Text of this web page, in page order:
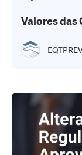
Valores das